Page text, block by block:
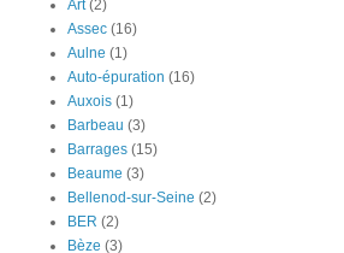
Art (2)
Assec (16)
Aulne (1)
Auto-épuration (16)
Auxois (1)
Barbeau (3)
Barrages (15)
Beaume (3)
Bellenod-sur-Seine (2)
BER (2)
Bèze (3)